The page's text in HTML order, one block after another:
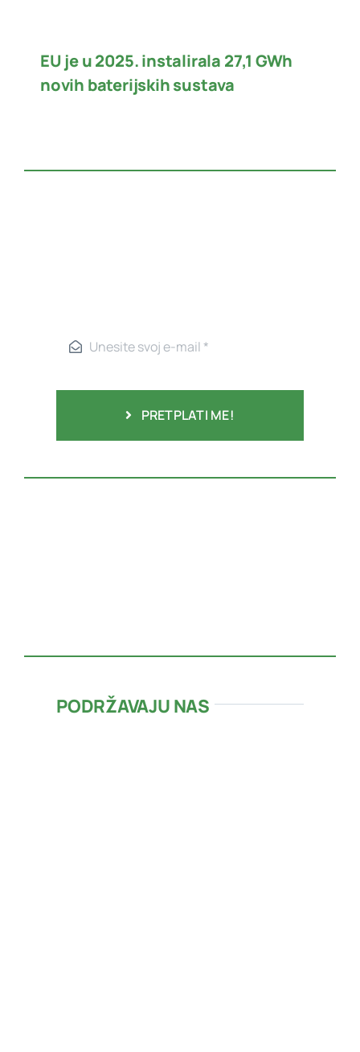
EU je u 2025. instalirala 27,1 GWh
novih baterijskih sustava
PRETPLATI ME!
PODRŽAVAJU NAS